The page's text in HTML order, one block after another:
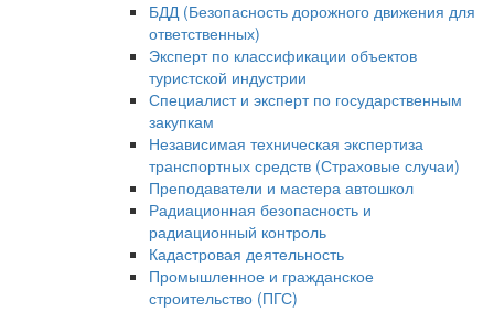
БДД (Безопасность дорожного движения для
ответственных)
Эксперт по классификации объектов
туристской индустрии
Специалист и эксперт по государственным
закупкам
Независимая техническая экспертиза
транспортных средств (Страховые случаи)
Преподаватели и мастера автошкол
Радиационная безопасность и
радиационный контроль
Кадастровая деятельность
Промышленное и гражданское
строительство (ПГС)